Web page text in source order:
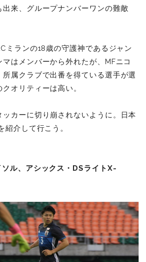
出来、グループナンバーワンの難敵
ミランの18歳の守護神であるジャン
はメンバーから外れたが、MFニコ
所属クラブで出番を得ている選手が選
オリティーは高い。
カーに切り崩されないように。日本
紹介して行こう。
ル、アシックス・DSライトX-